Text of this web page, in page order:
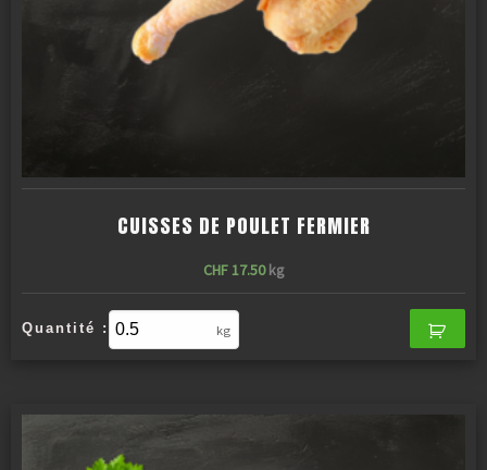
CUISSES DE POULET FERMIER
CHF17.50 kg
Quantité : kg